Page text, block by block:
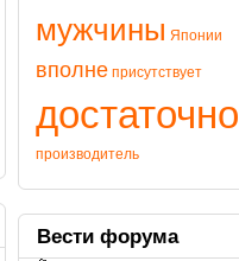
мужчины Японии
вполне присутствует
достаточно
производитель
Вести форума